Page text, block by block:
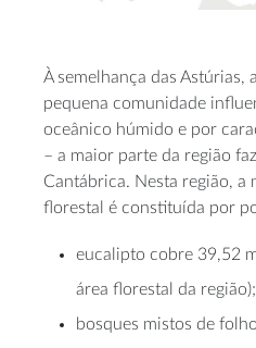
À semelhança das Astúrias,
pequena comunidade
oceânico húmido e por
– a maior parte da região
Cantábrica. Nesta região, a
florestal é constituída por
eucalipto cobre 39,52
área florestal da região);
bosques mistos de